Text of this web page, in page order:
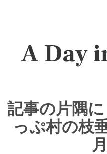
A Day
記事の片隅
っぷ村の枝